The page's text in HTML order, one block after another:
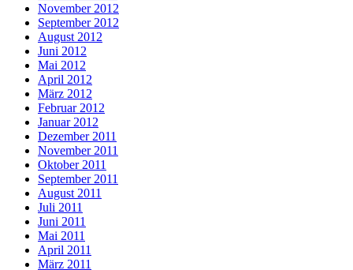
November 2012
September 2012
August 2012
Juni 2012
Mai 2012
April 2012
März 2012
Februar 2012
Januar 2012
Dezember 2011
November 2011
Oktober 2011
September 2011
August 2011
Juli 2011
Juni 2011
Mai 2011
April 2011
März 2011